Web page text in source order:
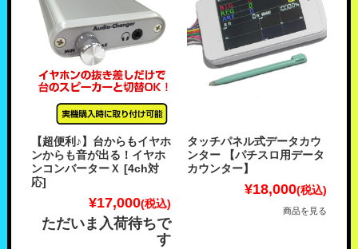
【超便利♪】台からもイヤホ
ンからも音が出る！イヤホ
ンコンバーターＸ [4ch対
応]
¥17,000(税込)
ただいま入荷待ちで
す
タッチパネル式データカウ
ンター 【パチスロ用データ
カウンター】
¥18,000(税込)
商品を見る